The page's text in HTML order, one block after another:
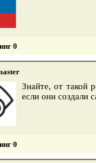
0
Знайте, от такой
если они создали
0